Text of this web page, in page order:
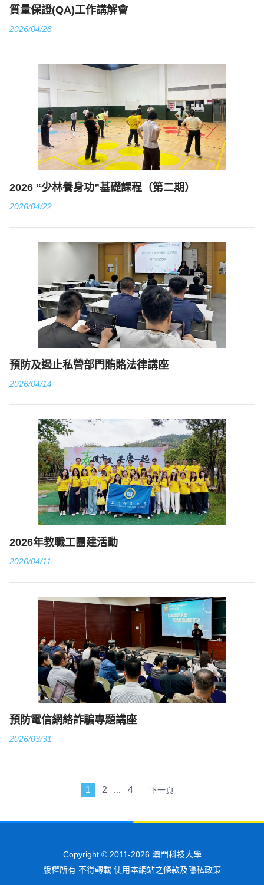
質量保證(QA)工作講解會
2026/04/28
2026 “少林養身功”基礎課程（第二期）
2026/04/22
預防及遏止私營部門賄賂法律講座
2026/04/14
2026年教職工團建活動
2026/04/11
預防電信網絡詐騙專題講座
2026/03/31
1 2 4 下一頁
Copyright © 2011-2026 澳門科技大學
版權所有 不得轉載 使用本網站之條款及隱私政策